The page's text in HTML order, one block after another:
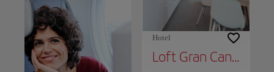
Hotel
Loft Gran Canaria